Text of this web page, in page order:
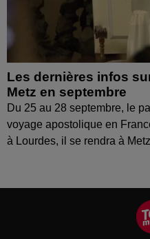
Les dernières infos
Metz en septembre
Du 25 au 28 septembre, le
voyage apostolique en
à Lourdes, il se rendra à